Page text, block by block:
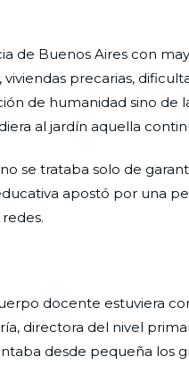
de Buenos Aires con
precarias,
de humanidad sino de
al jardín aquella
se trataba solo de
apostó por una
docente estuviera
directora del nivel
desde pequeña los